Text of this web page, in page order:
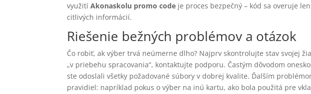
využitíAkonaskolu promo code je proces bezpečný – kód sa overuje
citlivých informácií.
Riešenie bežných problémov a otázok
Čo robiť, ak výber trvá neúmerne dlho? Najprv skontrolujte stav svojej
„v priebehu spracovania“, kontaktujte podporu. Častým dôvodom
ste odoslali všetky požadované súbory v dobrej kvalite. Ďalším
pravidiel: napríklad pokus o výber na inú kartu, ako bola použitá pre